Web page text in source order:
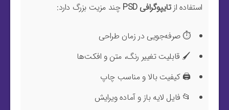
استفاده ازتایپوگرافی PSD چند مزیت بزرگ دارد:
⏱️ صرفه‌جویی در زمان طراحی
🖌️ قابلیت تغییر رنگ، متن و افکت‌ها
🖨️ کیفیت بالا و مناسب چاپ
📂 فایل لایه باز و آماده ویرایش